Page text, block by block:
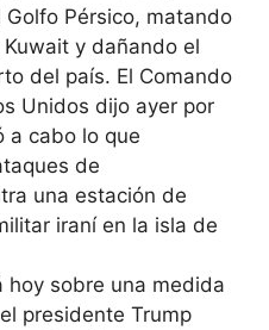
Pérsico, matando
y dañando el
del país. El Comando
Unidos dijo ayer por
a cabo lo que
de
una estación de
iraní en la isla de
hoy sobre una medida
presidente Trump